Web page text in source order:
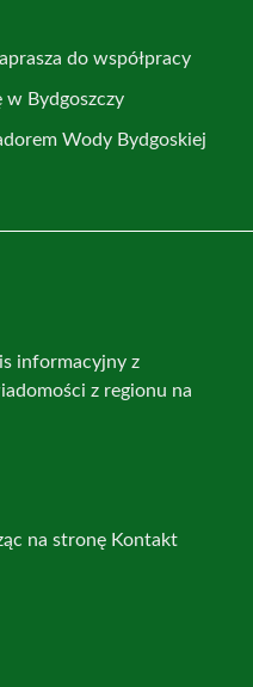
do współpracy
w Bydgoszczy
Wody Bydgoskiej
informacyjny z
z regionu na
na stronę Kontakt